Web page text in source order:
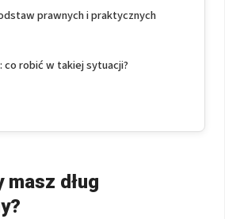
prawnych i praktycznych
co robić w takiej sytuacji?
masz dług